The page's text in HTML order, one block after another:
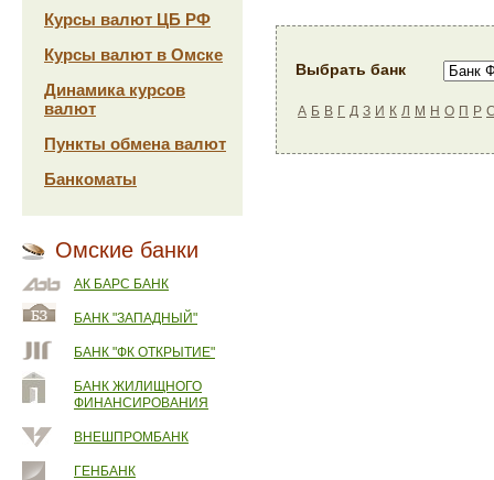
Курсы валют ЦБ РФ
Курсы валют в Омске
Динамика курсов
валют
Пункты обмена валют
Банкоматы
Омские банки
АК БАРС БАНК
БАНК "ЗАПАДНЫЙ"
БАНК "ФК ОТКРЫТИЕ"
БАНК ЖИЛИЩНОГО
ФИНАНСИРОВАНИЯ
ВНЕШПРОМБАНК
ГЕНБАНК
Выбрать банк
А Б В Г Д З И К Л М Н О П Р